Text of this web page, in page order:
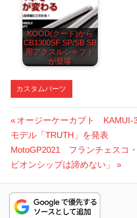
KOOD(クード)から
CB1300SF SP/SB SB
用アクスルシャフト
が登場
カスタムパーツ
投
稿
ナ
ビ
ゲ
前
の
投
稿:
オージーケーカブト KAMUI-
モデル「TRUTH」を発表
次
の
稿:
MotoGP2021 フランチェスコ
ピオンシップは諦めない」